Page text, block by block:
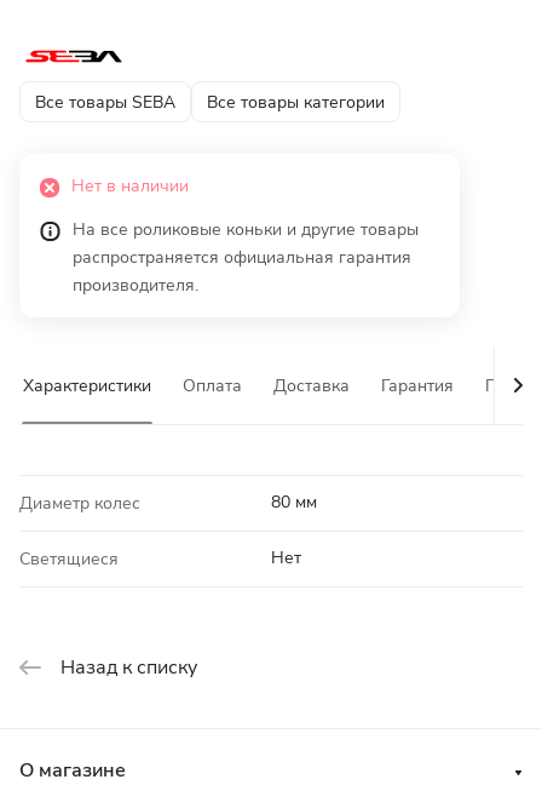
Все товары SEBA Все товары категории
Нет в наличии
На все роликовые коньки и другие товары
распространяется официальная гарантия
производителя.
Характеристики Оплата Доставка Гарантия
Диаметр колес 80 мм
Светящиеся Нет
Назад к списку
О магазине